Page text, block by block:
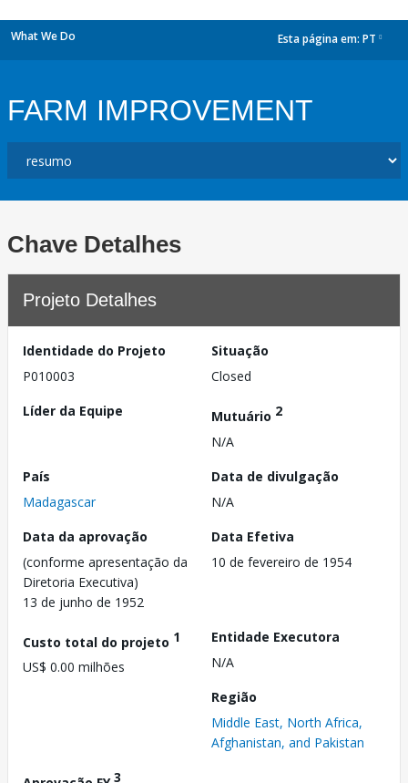
What We Do Esta página em: PT
FARM IMPROVEMENT
Chave Detalhes
Projeto Detalhes
Identidade do Projeto
P010003
Situação
Closed
Líder da Equipe
Mutuário 2
N/A
País
Madagascar
Data de divulgação
N/A
Data da aprovação
(conforme apresentação da
Diretoria Executiva)
13 de junho de 1952
Data Efetiva
10 de fevereiro de 1954
Custo total do projeto 1
US$ 0.00 milhões
Entidade Executora
N/A
Região
Middle East, North Africa,
Afghanistan, and Pakistan
3